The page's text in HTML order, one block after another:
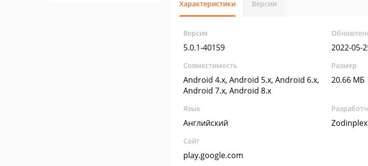
Характеристики Версии
Версия
5.0.1-40159 2022-05-
Совместимость
Android 4.x, Android 5.x, Android 6.x,
Android 7.x, Android 8.x
Размер
20.66 МБ
Язык
Английский Zodinplex
Сайт
play.google.com